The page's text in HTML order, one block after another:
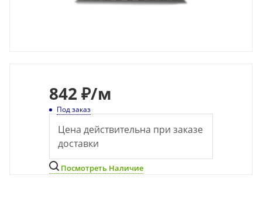
842 ₽/м
Под заказ
Цена действительна при заказе
доставки
Посмотреть Наличие